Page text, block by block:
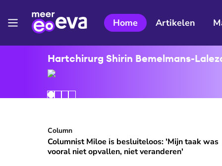
Home Artikelen
Hartchirurg Shirin Bemelmans-
Columnist Miloe is besluiteloos: 'Mijn taak was
⭐ Premium
Column
Columnist Miloe is besluiteloos: 'Mijn taak was
vooral niet opvallen, niet veranderen'